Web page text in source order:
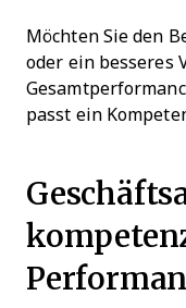
Möchten Sie den
oder ein besseres
passt ein